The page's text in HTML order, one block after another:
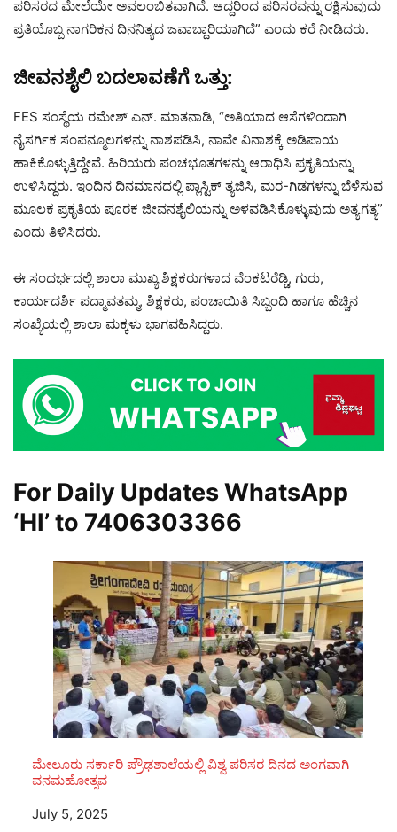
ಪರಿಸರದ ಮೇಲೆಯೇ ಅವಲಂಬಿತವಾಗಿದೆ. ಆದ್ದರಿಂದ ಪರಿಸರವನ್ನು ರಕ್ಷಿಸುವುದು
ಪ್ರತಿಯೊಬ್ಬ ನಾಗರಿಕನ ದಿನನಿತ್ಯದ ಜವಾಬ್ದಾರಿಯಾಗಿದೆ” ಎಂದು ಕರೆ ನೀಡಿದರು.
ಜೀವನಶೈಲಿ ಬದಲಾವಣೆಗೆ ಒತ್ತು:
FES ಸಂಸ್ಥೆಯ ರಮೇಶ್ ಎನ್. ಮಾತನಾಡಿ, “ಅತಿಯಾದ ಆಸೆಗಳಿಂದಾಗಿ
ನೈಸರ್ಗಿಕ ಸಂಪನ್ಮೂಲಗಳನ್ನು ನಾಶಪಡಿಸಿ, ನಾವೇ ವಿನಾಶಕ್ಕೆ ಅಡಿಪಾಯ
ಹಾಕಿಕೊಳ್ಳುತ್ತಿದ್ದೇವೆ. ಹಿರಿಯರು ಪಂಚಭೂತಗಳನ್ನು ಆರಾಧಿಸಿ ಪ್ರಕೃತಿಯನ್ನು
ಉಳಿಸಿದ್ದರು. ಇಂದಿನ ದಿನಮಾನದಲ್ಲಿ ಪ್ಲಾಸ್ಟಿಕ್ ತ್ಯಜಿಸಿ, ಮರ-ಗಿಡಗಳನ್ನು ಬೆಳೆಸುವ
ಮೂಲಕ ಪ್ರಕೃತಿಯ ಪೂರಕ ಜೀವನಶೈಲಿಯನ್ನು ಅಳವಡಿಸಿಕೊಳ್ಳುವುದು ಅತ್ಯಗತ್ಯ”
ಎಂದು ತಿಳಿಸಿದರು.
ಈ ಸಂದರ್ಭದಲ್ಲಿ ಶಾಲಾ ಮುಖ್ಯ ಶಿಕ್ಷಕರುಗಳಾದ ವೆಂಕಟರೆಡ್ಡಿ, ಗುರು,
ಕಾರ್ಯದರ್ಶಿ ಪದ್ಮಾವತಮ್ಮ, ಶಿಕ್ಷಕರು, ಪಂಚಾಯಿತಿ ಸಿಬ್ಬಂದಿ ಹಾಗೂ ಹೆಚ್ಚಿನ
ಸಂಖ್ಯೆಯಲ್ಲಿ ಶಾಲಾ ಮಕ್ಕಳು ಭಾಗವಹಿಸಿದ್ದರು.
For Daily Updates WhatsApp
‘HI’ to 7406303366
ಮೇಲೂರು ಸರ್ಕಾರಿ ಪ್ರೌಢಶಾಲೆಯಲ್ಲಿ ವಿಶ್ವ ಪರಿಸರ ದಿನದ ಅಂಗವಾಗಿ
ವನಮಹೋತ್ಸವ
Date
July 5, 2025